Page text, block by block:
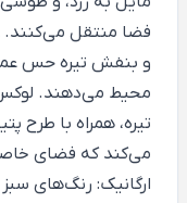
فضا منتقل می‌کنند.
و بنفش تیره حس
محیط می‌دهند.
تیره، همراه با طرح
می‌کند که فضای
ارگانیک: رنگ‌های سبز